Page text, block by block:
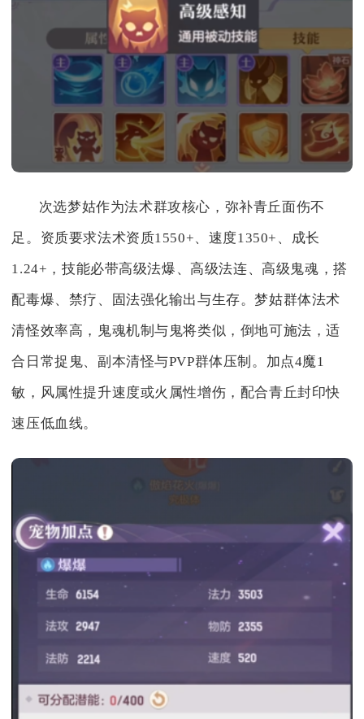
次选梦姑作为法术群攻核心，弥补青丘面伤不
足。资质要求法术资质1550+、速度1350+、成长
1.24+，技能必带高级法爆、高级法连、高级鬼魂，搭
配毒爆、禁疗、固法强化输出与生存。梦姑群体法术
清怪效率高，鬼魂机制与鬼将类似，倒地可施法，适
合日常捉鬼、副本清怪与PVP群体压制。加点4魔1
敏，风属性提升速度或火属性增伤，配合青丘封印快
速压低血线。